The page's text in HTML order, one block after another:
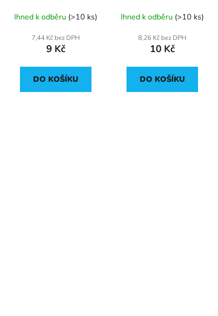
Ihned k odběru (>10 ks)
7,44 Kč bez DPH
9 Kč
DO KOŠÍKU
Ihned k odběru (>10 ks)
8,26 Kč bez DPH
10 Kč
DO KOŠÍKU